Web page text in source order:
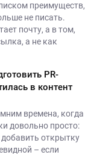
преимуществ,
не писать.
почту, а в том,
а не как
PR-
в контент
времена, когда
довольно просто:
открытку
– если